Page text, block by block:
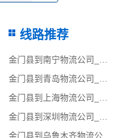
线路推荐
金门县到南宁物流公司_金门县至南宁物流专线
金门县到青岛物流公司_金门县至青岛物流专线
金门县到上海物流公司_金门县至上海物流专线
金门县到深圳物流公司_金门县至深圳物流专线
金门县到乌鲁木齐物流公司_金门县至乌鲁木齐物流专线